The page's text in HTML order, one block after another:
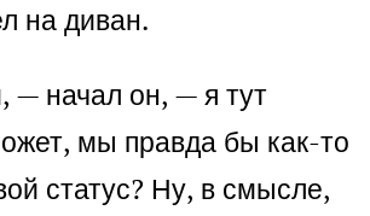
на диван.
начал он, — я тут
мы правда бы как-то
статус? Ну, в смысле,